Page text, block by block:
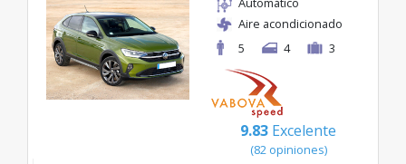
Aire acondicionado
5
4 3
9.83 Excelente
(82 opiniones)